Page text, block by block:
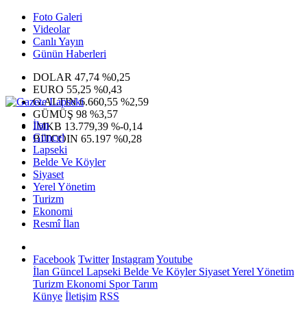
Foto Galeri
Videolar
Canlı Yayın
Günün Haberleri
DOLAR 47,74 %0,25
EURO 55,25 %0,43
G.ALTIN6.660,55 %2,59
GÜMÜŞ 98 %3,57
IMKB 13.779,39 %-0,14
BITCOIN 65.197 %0,28
İlan
Güncel
Lapseki
Belde Ve Köyler
Siyaset
Yerel Yönetim
Turizm
Ekonomi
Resmî İlan
Facebook Twitter InstagramYoutube
İlan Güncel Lapseki Belde Ve KöylerSiyasetYerel Yönetim
Turizm Ekonomi SporTarım
Künye İletişim RSS